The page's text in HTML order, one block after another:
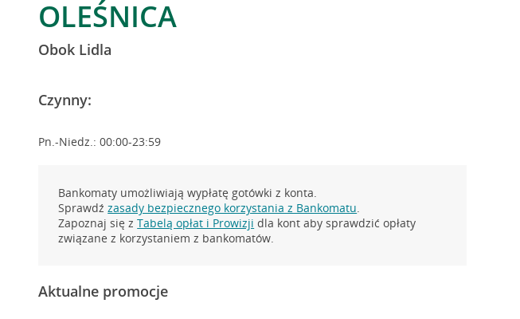
OLEŚNICA
Obok Lidla
Czynny:
Pn.-Niedz.: 00:00-23:59
Bankomaty umożliwiają wypłatę gotówki z konta.
Sprawdźzasady bezpiecznego korzystania z Bankomatu.
Zapoznaj się zTabelą opłat i Prowizji dla kont aby sprawdzić opłaty
związane z korzystaniem z bankomatów.
Aktualne promocje